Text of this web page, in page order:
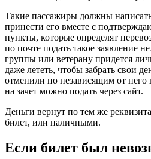
Такие пассажиры должны
принести его вместе с
пункты, которые определят
по почте подать такое заявление
группы или ветерану придется
даже лететь, чтобы забрать свои
отменили по независящим от
на зачет можно подать через сайт.
Деньги вернут по тем же
билет, или наличными.
Если билет был